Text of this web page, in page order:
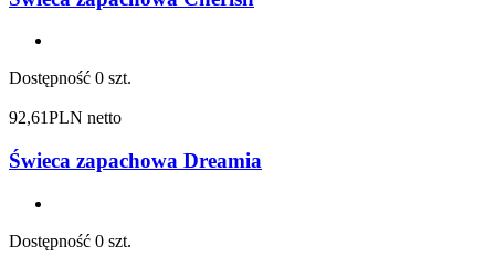
Dostępność 0 szt.
92,61PLN netto
Świeca zapachowa Dreamia
Dostępność 0 szt.